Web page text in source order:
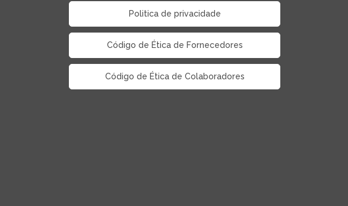
Politica de privacidade
Código de Ética de Fornecedores
Código de Ética de Colaboradores